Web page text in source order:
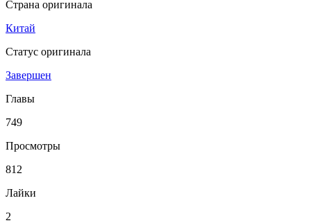
Страна оригинала
Китай
Статус оригинала
Завершен
Главы
749
Просмотры
812
Лайки
2